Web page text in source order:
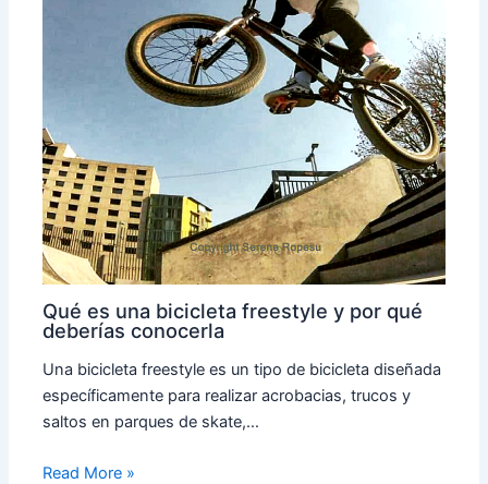
Qué es una bicicleta freestyle y por qué
deberías conocerla
Una bicicleta freestyle es un tipo de bicicleta diseñada
específicamente para realizar acrobacias, trucos y
saltos en parques de skate,…
Read More »